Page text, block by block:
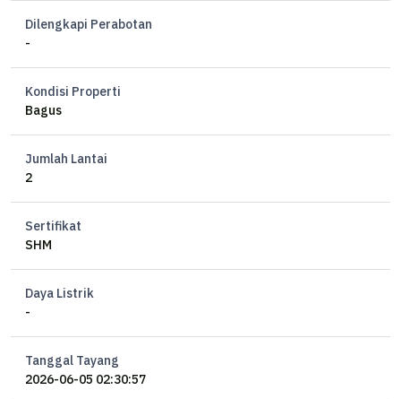
Dilengkapi Perabotan
-
Kondisi Properti
Bagus
Jumlah Lantai
2
Sertifikat
SHM
Daya Listrik
-
Tanggal Tayang
2026-06-05 02:30:57